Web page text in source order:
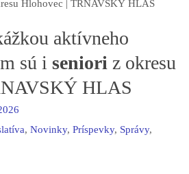
Hlohovec | TRNAVSKÝ HLAS
aktívneho
sú i seniori z okresu
HLAS
,Novinky,Príspevky, Správy,